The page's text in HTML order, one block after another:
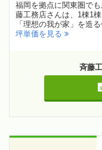
福岡を拠点に関東圏で
藤工務店さんは、1棟1
「理想の我が家」を造
坪単価を見る
斉藤